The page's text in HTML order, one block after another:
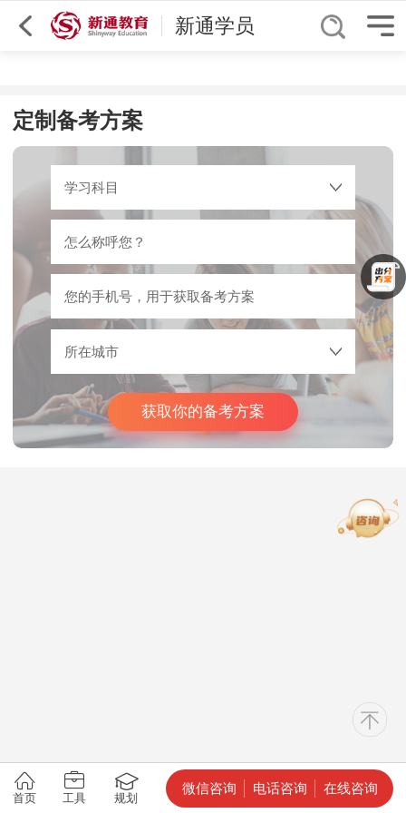
新通学员
综合排序 厦门 GCSE
定制备考方案
获取你的备考方案
首页 工具 规划
微信咨询 电话咨询 在线咨询